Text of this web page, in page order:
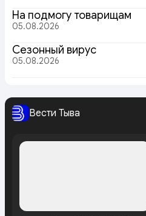
На подмогу товарищам
05.08.2026
Сезонный вирус
05.08.2026
Вести Тыва